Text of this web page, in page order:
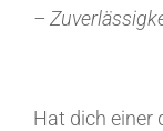
–
Hat dich einer